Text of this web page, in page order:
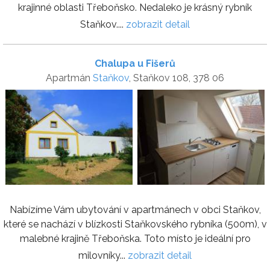
krajinné oblasti Třeboňsko. Nedaleko je krásný rybník
Staňkov.... zobrazit detail
Chalupa u Fišerů
Apartmán Staňkov, Staňkov 108, 378 06
Nabízíme Vám ubytování v apartmánech v obci Staňkov,
které se nachází v blízkosti Staňkovského rybníka (500m), v
malebné krajině Třeboňska. Toto místo je ideální pro
milovníky... zobrazit detail